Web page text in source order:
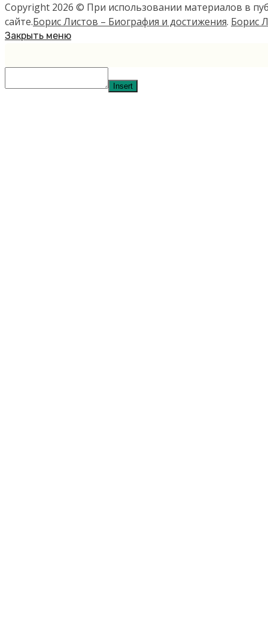
Copyright 2026 © При использовании материалов в
сайте.Борис Листов – Биография и достижения. Борис
Закрыть меню
Insert